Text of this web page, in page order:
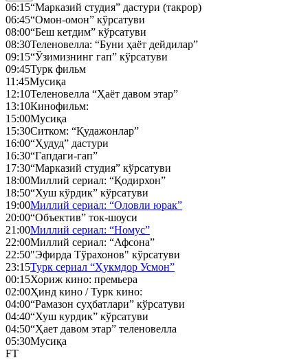
06:15“Марказий студия” дастури (такрор)
06:45“Омон-омон” кўрсатуви
08:00“Беш кетдим” кўрсатуви
08:30Теленовелла: “Буни ҳаёт дейдилар”
09:15“Ўзимизнинг гап” кўрсатуви
09:45Турк фильм
11:45Мусиқа
12:10Теленовелла “Ҳаёт давом этар”
13:10Кинофильм:
15:00Мусиқа
15:30Ситком: “Қудажонлар”
16:00“Ҳудуд” дастури
16:30“Гапдаги-гап”
17:30“Марказий студия” кўрсатуви
18:00Миллий сериал: “Қодирхон”
18:50“Хуш кўрдик” кўрсатуви
19:00Миллий сериал: “Оловли юрак”
20:00“Объектив” ток-шоуси
21:00Миллий сериал: “Номус”
22:00Миллий сериал: “Афсона”
22:50"Эфирда Тўрахонов" кўрсатуви
23:15Турк сериал “Ҳукмдор Усмон”
00:15Хориж кино: премьера
02:00Ҳинд кино / Турк кино:
04:00“Рамазон суҳбатлари” кўрсатуви
04:40“Хуш курдик” кўрсатуви
04:50“Ҳает давом этар” теленовелла
05:30Мусиқа
FT